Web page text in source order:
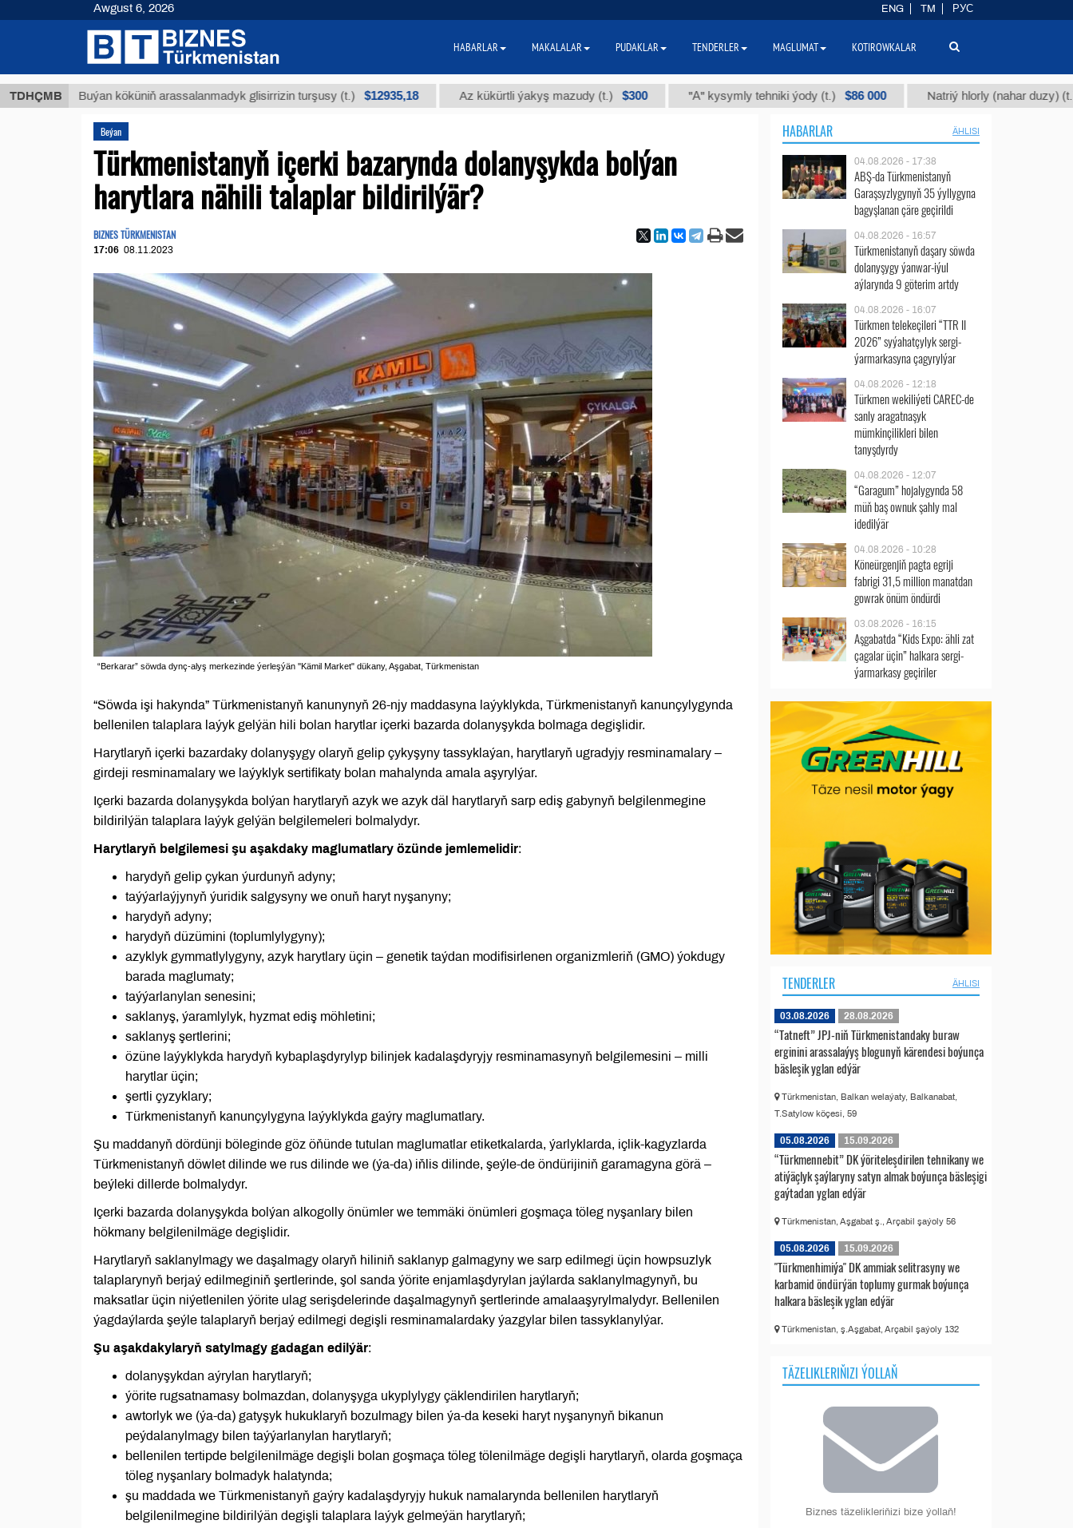
TDHÇMB
Buýan köküniň arassalanmadyk glisirrizin turşusy (t.) $12935,18 Az kükürtli ýakyş mazudy (t.) $300 "А" kysymly tehniki ýody (t.) $86 000 Natriý hlorly (nahar duzy) (t.) $40
Beýan
Türkmenistanyň içerki bazarynda dolanyşykda bolýan
harytlara nähili talaplar bildirilýär?
BIZNES TÜRKMENISTAN
17:06 08.11.2023
“Berkarar” söwda dynç-alyş merkezinde ýerleşýän ''Kämil Market" dükany, Aşgabat, Türkmenistan
“Söwda işi hakynda” Türkmenistanyň kanunynyň 26-njy maddasyna laýyklykda, Türkmenistanyň kanunçylygynda
bellenilen talaplara laýyk gelýän hili bolan harytlar içerki bazarda dolanyşykda bolmaga degişlidir.
Harytlaryň içerki bazardaky dolanyşygy olaryň gelip çykyşyny tassyklaýan, harytlaryň ugradyjy resminamalary –
girdeji resminamalary we laýyklyk sertifikaty bolan mahalynda amala aşyrylýar.
Içerki bazarda dolanyşykda bolýan harytlaryň azyk we azyk däl harytlaryň sarp ediş gabynyň belgilenmegine
bildirilýän talaplara laýyk gelýän belgilemeleri bolmalydyr.
Harytlaryň belgilemesi şu aşakdaky maglumatlary özünde jemlemelidir:
harydyň gelip çykan ýurdunyň adyny;
taýýarlaýjynyň ýuridik salgysyny we onuň haryt nyşanyny;
harydyň adyny;
harydyň düzümini (toplumlylygyny);
azyklyk gymmatlylygyny, azyk harytlary üçin – genetik taýdan modifisirlenen organizmleriň (GMO) ýokdugy
barada maglumaty;
taýýarlanylan senesini;
saklanyş, ýaramlylyk, hyzmat ediş möhletini;
saklanyş şertlerini;
özüne laýyklykda harydyň kybaplaşdyrylyp bilinjek kadalaşdyryjy resminamasynyň belgilemesini – milli
harytlar üçin;
şertli çyzyklary;
Türkmenistanyň kanunçylygyna laýyklykda gaýry maglumatlary.
Şu maddanyň dördünji böleginde göz öňünde tutulan maglumatlar etiketkalarda, ýarlyklarda, içlik-kagyzlarda
Türkmenistanyň döwlet dilinde we rus dilinde we (ýa-da) iňlis dilinde, şeýle-de öndürijiniň garamagyna görä –
beýleki dillerde bolmalydyr.
Içerki bazarda dolanyşykda bolýan alkogolly önümler we temmäki önümleri goşmaça töleg nyşanlary bilen
hökmany belgilenilmäge degişlidir.
Harytlaryň saklanylmagy we daşalmagy olaryň hiliniň saklanyp galmagyny we sarp edilmegi üçin howpsuzlyk
talaplarynyň berjaý edilmeginiň şertlerinde, şol sanda ýörite enjamlaşdyrylan jaýlarda saklanylmagynyň, bu
maksatlar üçin niýetlenilen ýörite ulag serişdelerinde daşalmagynyň şertlerinde amalaaşyrylmalydyr. Bellenilen
ýagdaýlarda şeýle talaplaryň berjaý edilmegi degişli resminamalardaky ýazgylar bilen tassyklanylýar.
Şu aşakdakylaryň satylmagy gadagan edilýär:
dolanyşykdan aýrylan harytlaryň;
ýörite rugsatnamasy bolmazdan, dolanyşyga ukyplylygy çäklendirilen harytlaryň;
awtorlyk we (ýa-da) gatyşyk hukuklaryň bozulmagy bilen ýa-da keseki haryt nyşanynyň bikanun
peýdalanylmagy bilen taýýarlanylan harytlaryň;
bellenilen tertipde belgilenilmäge degişli bolan goşmaça töleg tölenilmäge degişli harytlaryň, olarda goşmaça
töleg nyşanlary bolmadyk halatynda;
şu maddada we Türkmenistanyň gaýry kadalaşdyryjy hukuk namalarynda bellenilen harytlaryň
belgilenilmegine bildirilýän degişli talaplara laýyk gelmeýän harytlaryň;
HABARLAR ÄHLISI
04.08.2026 - 17:38
ABŞ-da Türkmenistanyň
Garaşsyzlygynyň 35 ýyllygyna
bagyşlanan çäre geçirildi
04.08.2026 - 16:57
Türkmenistanyň daşary söwda
dolanyşygy ýanwar-iýul
aýlarynda 9 göterim artdy
04.08.2026 - 16:07
Türkmen telekeçileri “TTR II
2026” syýahatçylyk sergi-
ýarmarkasyna çagyrylýar
04.08.2026 - 12:18
Türkmen wekiliýeti CAREC-de
sanly aragatnaşyk
mümkinçilikleri bilen
tanyşdyrdy
04.08.2026 - 12:07
“Garagum” hojalygynda 58
müň baş ownuk şahly mal
idedilýär
04.08.2026 - 10:28
Köneürgenjiň pagta egriji
fabrigi 31,5 million manatdan
gowrak önüm öndürdi
03.08.2026 - 16:15
Aşgabatda “Kids Expo: ähli zat
çagalar üçin” halkara sergi-
ýarmarkasy geçiriler
TENDERLER ÄHLISI
03.08.2026 28.08.2026
“Tatneft” JPJ-niň Türkmenistandaky buraw
erginini arassalaýyş blogunyň kärendesi boýunça
bäsleşik yglan edýär
Türkmenistan, Balkan welaýaty, Balkanabat,
T.Satylow köçesi, 59
05.08.2026 15.09.2026
“Türkmennebit” DK ýöriteleşdirilen tehnikany we
atiýäçlyk şaýlaryny satyn almak boýunça bäsleşigi
gaýtadan yglan edýär
Türkmenistan, Aşgabat ş., Arçabil şaýoly 56
05.08.2026 15.09.2026
"Türkmenhimiýa" DK ammiak selitrasyny we
karbamid öndürýän toplumy gurmak boýunça
halkara bäsleşik yglan edýär
Türkmenistan, ş.Aşgabat, Arçabil şaýoly 132
TÄZELIKLERIŇIZI ÝOLLAŇ
Biznes täzelikleriňizi bize ýollaň!
Awgust 6, 2026 ENG TM РУС
HABARLAR MAKALALAR PUDAKLAR TENDERLER MAGLUMAT KOTIROWKALAR